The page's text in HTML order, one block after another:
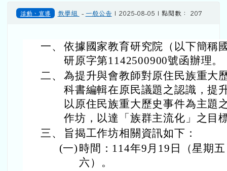
活動、宣導 教學組 - 一般公告 | 2025-08-05 | 點閱數： 207
一、 依據國家教育研究院（以下簡稱
研原字第1142500900號函辦理。
二、 為提升與會教師對原住民族重大
科書編輯在原民議題之認識，提
以原住民族重大歷史事件為主題
作坊，以達「族群主流化」之目
三、
旨揭工作坊相關資訊如下：
(一) 時間：114年9月19日（星期
六）。